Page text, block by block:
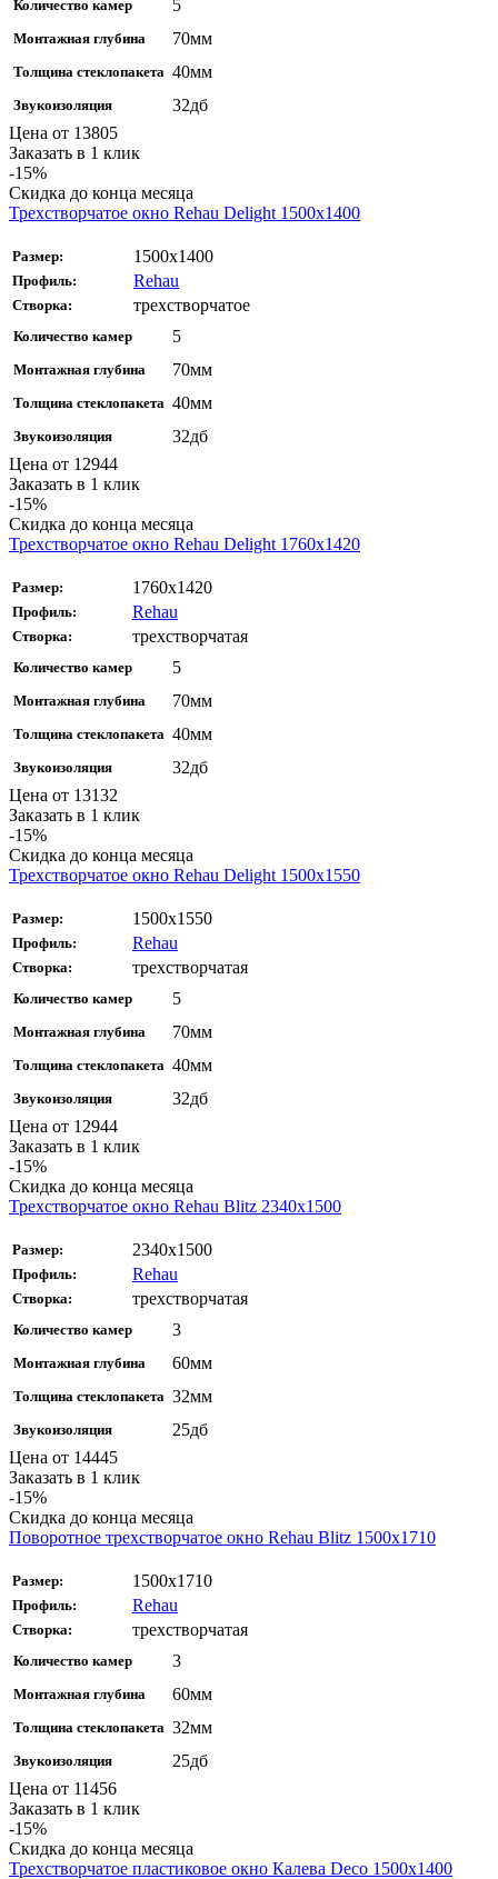
Количество камер 5
Монтажная глубина 70мм
Толщина стеклопакета 40мм
Звукоизоляция
32дб
Цена от 13805
Заказать в 1 клик
-15%
Скидка до конца месяца
Трехстворчатое окно Rehau Delight 1500x1400
Размер: 1500х1400
Профиль: Rehau
Створка: трехстворчатое
Количество камер 5
Монтажная глубина 70мм
Толщина стеклопакета 40мм
Звукоизоляция
32дб
Цена от 12944
Заказать в 1 клик
-15%
Скидка до конца месяца
Трехстворчатое окно Rehau Delight 1760x1420
Размер: 1760x1420
Профиль: Rehau
Створка: трехстворчатая
Количество камер 5
Монтажная глубина 70мм
Толщина стеклопакета 40мм
Звукоизоляция
32дб
Цена от 13132
Заказать в 1 клик
-15%
Скидка до конца месяца
Трехстворчатое окно Rehau Delight 1500x1550
Размер: 1500x1550
Профиль: Rehau
Створка: трехстворчатая
Количество камер 5
Монтажная глубина 70мм
Толщина стеклопакета 40мм
Звукоизоляция
32дб
Цена от 12944
Заказать в 1 клик
-15%
Скидка до конца месяца
Трехстворчатое окно Rehau Blitz 2340x1500
Размер: 2340x1500
Профиль: Rehau
Створка: трехстворчатая
Количество камер 3
Монтажная глубина 60мм
Толщина стеклопакета 32мм
Звукоизоляция
25дб
Цена от 14445
Заказать в 1 клик
-15%
Скидка до конца месяца
Поворотное трехстворчатое окно Rehau Blitz 1500x1710
Размер: 1500x1710
Профиль: Rehau
Створка: трехстворчатая
Количество камер 3
Монтажная глубина 60мм
Толщина стеклопакета 32мм
Звукоизоляция
25дб
Цена от 11456
Заказать в 1 клик
-15%
Скидка до конца месяца
Трехстворчатое пластиковое окно Калева Deco 1500x1400